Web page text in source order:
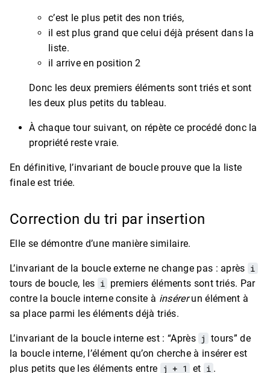
c’est le plus petit des non triés,
il est plus grand que celui déjà présent dans la
liste.
il arrive en position 2
Donc les deux premiers éléments sont triés et sont
les deux plus petits du tableau.
À chaque tour suivant, on répète ce procédé donc la
propriété reste vraie.
En définitive, l’invariant de boucle prouve que la liste
finale est triée.
Correction du tri par insertion
Elle se démontre d’une manière similaire.
L’invariant de la boucle externe ne change pas : après i
tours de boucle, les i premiers éléments sont triés. Par
contre la boucle interne consite à insérerun élément à
sa place parmi les éléments déjà triés.
L’invariant de la boucle interne est : “Après j tours” de
la boucle interne, l’élément qu’on cherche à insérer est
plus petits que les éléments entre j + 1 et i .